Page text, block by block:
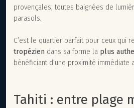
provençales, toutes baignées de
parasols.
C’est le quartier parfait pour ceux qui
tropézien dans sa forme la plus
bénéficiant d’une proximité immédiate
Tahiti : entre plage